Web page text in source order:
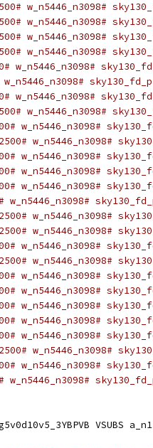
w_n5446_n3098#
w_n5446_n3098#
w_n5446_n3098#
w_n5446_n3098#
w_n5446_n3098#
w_n5446_n3098#
w_n5446_n3098#
w_n5446_n3098#
w_n5446_n3098#
w_n5446_n3098#
w_n5446_n3098#
w_n5446_n3098#
w_n5446_n3098#
w_n5446_n3098#
w_n5446_n3098#
w_n5446_n3098#
w_n5446_n3098#
w_n5446_n3098#
w_n5446_n3098#
w_n5446_n3098#
w_n5446_n3098#
w_n5446_n3098#
w_n5446_n3098#
w_n5446_n3098#
w_n5446_n3098#
w_n5446_n3098#
VSUBS